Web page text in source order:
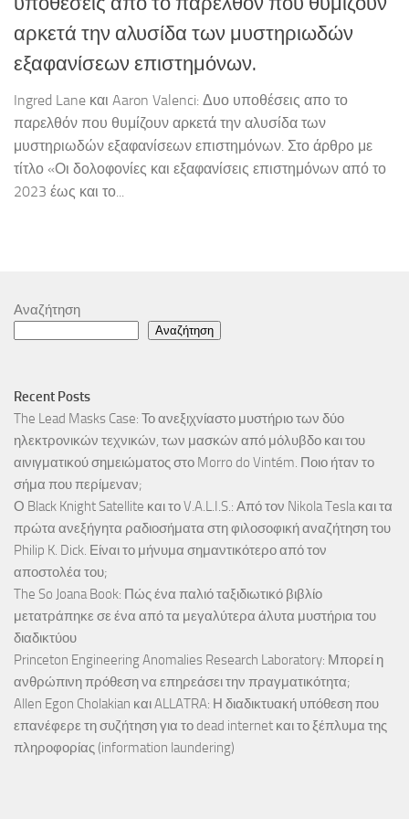
αρκετά την αλυσίδα των μυστηριωδών
εξαφανίσεων επιστημόνων.
Ingred Lane και Aaron Valenci: Δυο υποθέσεις απο το
παρελθόν που θυμίζουν αρκετά την αλυσίδα των
μυστηριωδών εξαφανίσεων επιστημόνων. Στο άρθρο με
τίτλο «Οι δολοφονίες και εξαφανίσεις επιστημόνων από το
2023 έως και το...
Αναζήτηση
Αναζήτηση
Recent Posts
The Lead Masks Case: Το ανεξιχνίαστο μυστήριο των δύο
ηλεκτρονικών τεχνικών, των μασκών από μόλυβδο και του
αινιγματικού σημειώματος στο Morro do Vintém. Ποιο ήταν το
σήμα που περίμεναν;
Ο Black Knight Satellite και το V.A.L.I.S.: Από τον Nikola Tesla και τα
πρώτα ανεξήγητα ραδιοσήματα στη φιλοσοφική αναζήτηση του
Philip K. Dick. Είναι το μήνυμα σημαντικότερο από τον
αποστολέα του;
The So Joana Book: Πώς ένα παλιό ταξιδιωτικό βιβλίο
μετατράπηκε σε ένα από τα μεγαλύτερα άλυτα μυστήρια του
διαδικτύου
Princeton Engineering Anomalies Research Laboratory: Μπορεί η
ανθρώπινη πρόθεση να επηρεάσει την πραγματικότητα;
Allen Egon Cholakian και ALLATRA: Η διαδικτυακή υπόθεση που
επανέφερε τη συζήτηση για το dead internet και το ξέπλυμα της
πληροφορίας (information laundering)